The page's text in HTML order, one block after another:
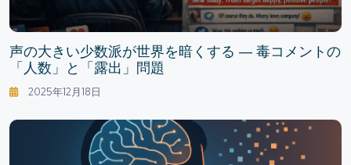
声の大きい少数派が世界を暗くする — 毒コメントの
「人数」と「露出」問題
2025年12月18日